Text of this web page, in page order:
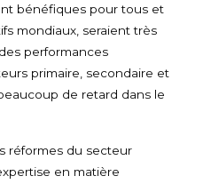
bénéfiques pour tous et
mondiaux, seraient très
performances
primaire, secondaire et
de retard dans le
réformes du secteur
en matière